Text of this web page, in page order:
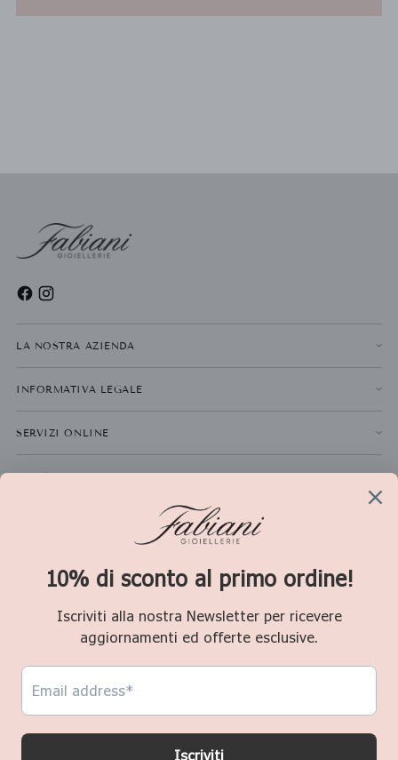
LA NOSTRA AZIENDA
INFORMATIVA LEGALE
SERVIZI ONLINE
NEWSLETTER
Valuta
Copyright © 2026,Fabiani Gioiellerie
condizioni d'uso e l'informativa sulla privacy.